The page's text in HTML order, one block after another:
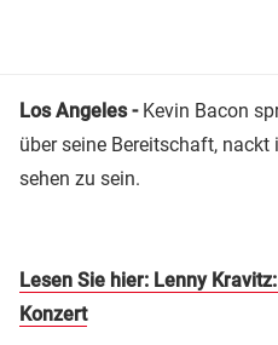
Los Angeles -Kevin Bacon
über seine Bereitschaft, nackt
sehen zu sein.
Lesen Sie hier: Lenny
Konzert